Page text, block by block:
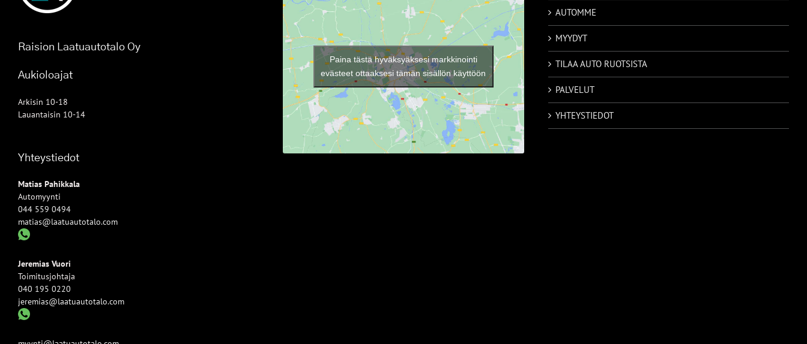
Raision Laatuautotalo Oy
Aukioloajat
Arkisin 10-18
Lauantaisin 10-14
Yhteystiedot
Matias Pahikkala
Automyynti
044 559 0494
matias@laatuautotalo.com
Jeremias Vuori
Toimitusjohtaja
040 195 0220
jeremias@laatuautotalo.com
Paina tästä hyväksyäksesi markkinointi
evästeet ottaaksesi tämän sisällön käyttöön
AUTOMME
MYYDYT
TILAA AUTO RUOTSISTA
PALVELUT
YHTEYSTIEDOT